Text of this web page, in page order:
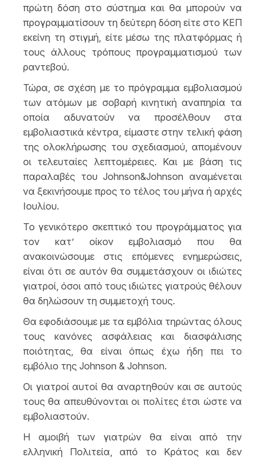
πρώτη δόση στο σύστημα και θα μπορούν να
προγραμματίσουν τη δεύτερη δόση είτε στο ΚΕΠ
εκείνη τη στιγμή, είτε μέσω της πλατφόρμας ή
τους άλλους τρόπους προγραμματισμού των
ραντεβού.
Τώρα, σε σχέση με το πρόγραμμα εμβολιασμού
των ατόμων με σοβαρή κινητική αναπηρία τα
οποία αδυνατούν να προσέλθουν στα
εμβολιαστικά κέντρα, είμαστε στην τελική φάση
της ολοκλήρωσης του σχεδιασμού, απομένουν
οι τελευταίες λεπτομέρειες. Και με βάση τις
παραλαβές του Johnson&Johnson αναμένεται
να ξεκινήσουμε προς το τέλος του μήνα ή αρχές
Ιουλίου.
Το γενικότερο σκεπτικό του προγράμματος για
τον κατ’ οίκον εμβολιασμό που θα
ανακοινώσουμε στις επόμενες ενημερώσεις,
είναι ότι σε αυτόν θα συμμετάσχουν οι ιδιώτες
γιατροί, όσοι από τους ιδιώτες γιατρούς θέλουν
θα δηλώσουν τη συμμετοχή τους.
Θα εφοδιάσουμε με τα εμβόλια τηρώντας όλους
τους κανόνες ασφάλειας και διασφάλισης
ποιότητας, θα είναι όπως έχω ήδη πει το
εμβόλιο της Johnson & Johnson.
Οι γιατροί αυτοί θα αναρτηθούν και σε αυτούς
τους θα απευθύνονται οι πολίτες έτσι ώστε να
εμβολιαστούν.
Η αμοιβή των γιατρών θα είναι από την
ελληνική Πολιτεία, από το Κράτος και δεν